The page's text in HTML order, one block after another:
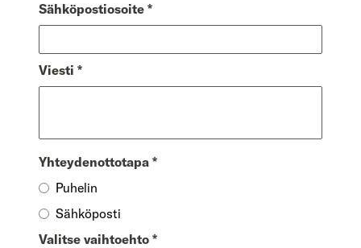
Sähköpostiosoite *
Viesti *
Yhteydenottotapa *
Puhelin
Sähköposti
Valitse vaihtoehto *